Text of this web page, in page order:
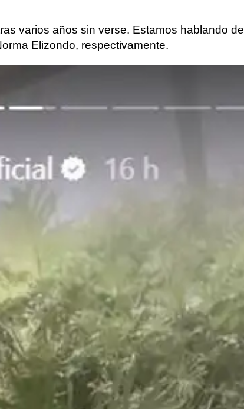
varios años sin verse. Estamos hablando de
Elizondo, respectivamente.